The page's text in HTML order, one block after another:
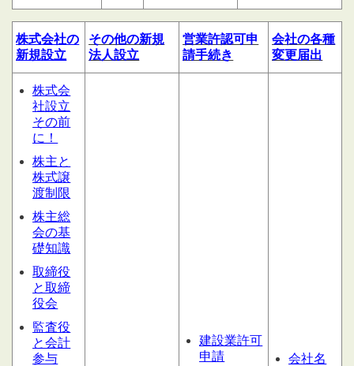
株式会社の
新規設立
その他の新規
法人設立
営業許認可申
請手続き
会社の各種
変更届出
株式会
社設立
その前
に！
株主と
株式譲
渡制限
株主総
会の基
礎知識
取締役
と取締
役会
監査役
と会計
参与
建設業許可
申請
会社名